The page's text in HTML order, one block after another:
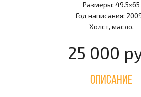
Размеры: 49.5×65
Год написания:
Холст, масло.
25 000
Описание